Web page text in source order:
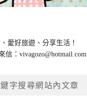
愛好旅遊、分享生活！
信：vivagozo@hotmail.com
字搜尋網站內文章